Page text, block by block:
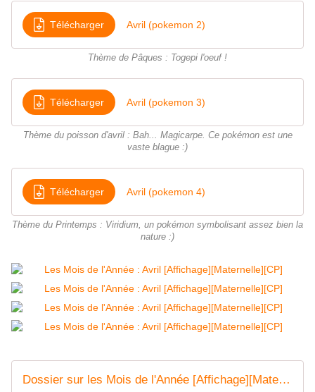
Télécharger Avril (pokemon 2)
Thème de Pâques : Togepi l'oeuf !
Télécharger Avril (pokemon 3)
Thème du poisson d'avril : Bah... Magicarpe. Ce pokémon est une
vaste blague :)
Télécharger Avril (pokemon 4)
Thème du Printemps : Viridium, un pokémon symbolisant assez bien la
nature :)
Dossier sur les Mois de l'Année [Affichage][Maternelle][CP] - Le Bazar du Lion